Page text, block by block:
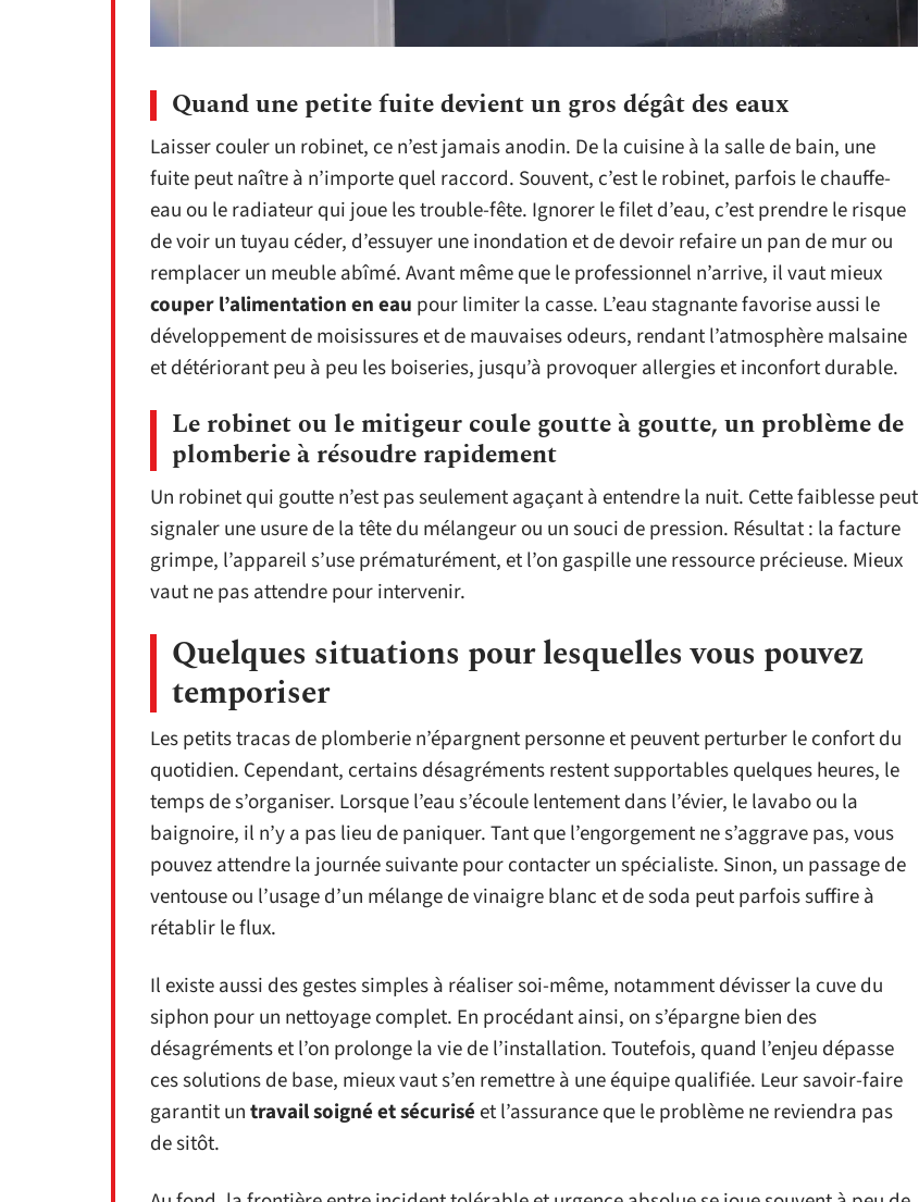
Quand une petite fuite devient un gros dégât des eaux
Laisser couler un robinet, ce n’est jamais anodin. De la cuisine à la salle de bain, une
fuite peut naître à n’importe quel raccord. Souvent, c’est le robinet, parfois le chauffe-
eau ou le radiateur qui joue les trouble-fête. Ignorer le filet d’eau, c’est prendre le risque
de voir un tuyau céder, d’essuyer une inondation et de devoir refaire un pan de mur ou
remplacer un meuble abîmé. Avant même que le professionnel n’arrive, il vaut mieux
couper l’alimentation en eau pour limiter la casse. L’eau stagnante favorise aussi le
développement de moisissures et de mauvaises odeurs, rendant l’atmosphère malsaine
et détériorant peu à peu les boiseries, jusqu’à provoquer allergies et inconfort durable.
Le robinet ou le mitigeur coule goutte à goutte, un problème de
plomberie à résoudre rapidement
Un robinet qui goutte n’est pas seulement agaçant à entendre la nuit. Cette faiblesse peut
signaler une usure de la tête du mélangeur ou un souci de pression. Résultat : la facture
grimpe, l’appareil s’use prématurément, et l’on gaspille une ressource précieuse. Mieux
vaut ne pas attendre pour intervenir.
Quelques situations pour lesquelles vous pouvez
temporiser
Les petits tracas de plomberie n’épargnent personne et peuvent perturber le confort du
quotidien. Cependant, certains désagréments restent supportables quelques heures, le
temps de s’organiser. Lorsque l’eau s’écoule lentement dans l’évier, le lavabo ou la
baignoire, il n’y a pas lieu de paniquer. Tant que l’engorgement ne s’aggrave pas, vous
pouvez attendre la journée suivante pour contacter un spécialiste. Sinon, un passage de
ventouse ou l’usage d’un mélange de vinaigre blanc et de soda peut parfois suffire à
rétablir le flux.
Il existe aussi des gestes simples à réaliser soi-même, notamment dévisser la cuve du
siphon pour un nettoyage complet. En procédant ainsi, on s’épargne bien des
désagréments et l’on prolonge la vie de l’installation. Toutefois, quand l’enjeu dépasse
ces solutions de base, mieux vaut s’en remettre à une équipe qualifiée. Leur savoir-faire
garantit untravail soigné et sécuriséet l’assurance que le problème ne reviendra pas
de sitôt.